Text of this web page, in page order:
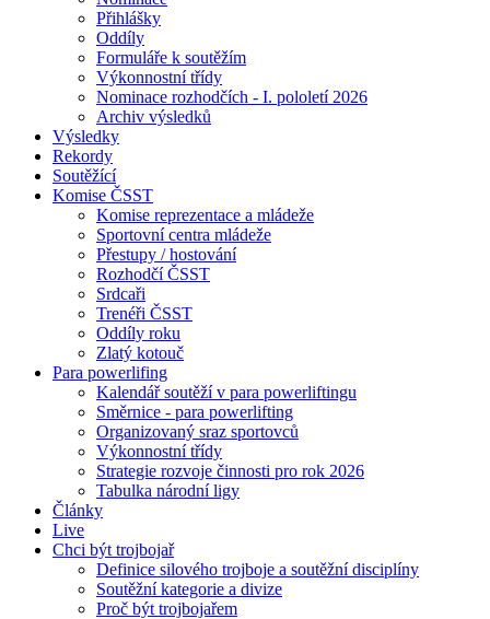
Přihlášky
Oddíly
Formuláře k soutěžím
Výkonnostní třídy
Nominace rozhodčích - I. pololetí 2026
Archiv výsledků
Výsledky
Rekordy
Soutěžící
Komise ČSST
Komise reprezentace a mládeže
Sportovní centra mládeže
Přestupy / hostování
Rozhodčí ČSST
Srdcaři
Trenéři ČSST
Oddíly roku
Zlatý kotouč
Para powerlifing
Kalendář soutěží v para powerliftingu
Směrnice - para powerlifting
Organizovaný sraz sportovců
Výkonnostní třídy
Strategie rozvoje činnosti pro rok 2026
Tabulka národní ligy
Články
Live
Chci být trojbojař
Definice silového trojboje a soutěžní disciplíny
Soutěžní kategorie a divize
Proč být trojbojařem